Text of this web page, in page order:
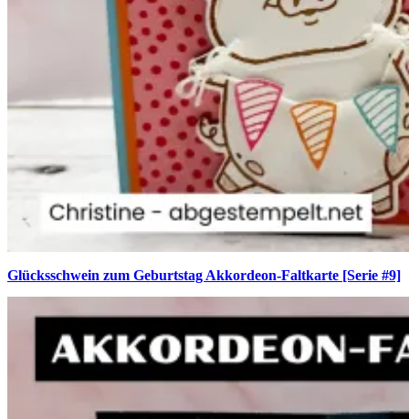
Glücksschwein zum Geburtstag Akkordeon-Faltkarte [Serie #9]